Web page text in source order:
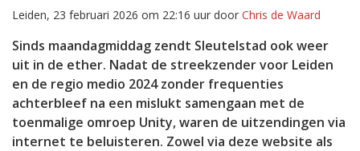
Leiden, 23 februari 2026 om 22:16 uur door Chris de Waard
Sinds maandagmiddag zendt Sleutelstad ook weer
uit in de ether. Nadat de streekzender voor Leiden
en de regio medio 2024 zonder frequenties
achterbleef na een mislukt samengaan met de
toenmalige omroep Unity, waren de uitzendingen via
internet te beluisteren. Zowel via deze website als